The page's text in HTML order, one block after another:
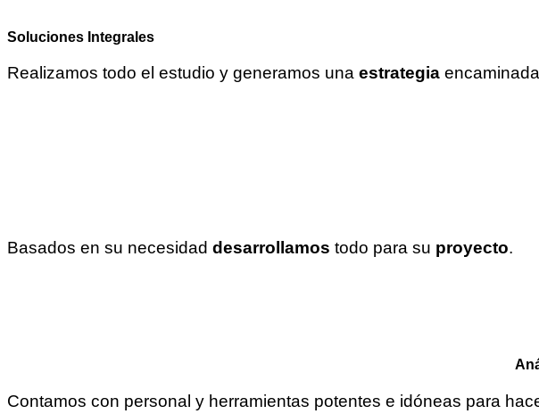
Soluciones Integrales
Realizamos todo el estudio y generamos una estrategia
Basados en su necesidad desarrollamos todo para su proyecto.
Contamos con personal y herramientas potentes e idóneas para